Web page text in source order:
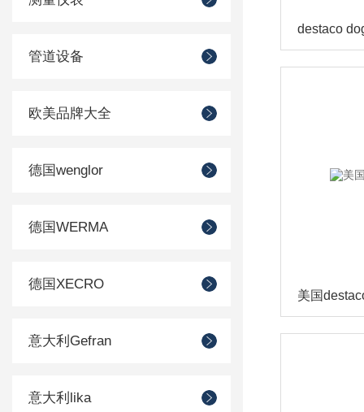
管道设备
欧美品牌大全
德国wenglor
德国WERMA
德国XECRO
意大利Gefran
意大利lika
美国